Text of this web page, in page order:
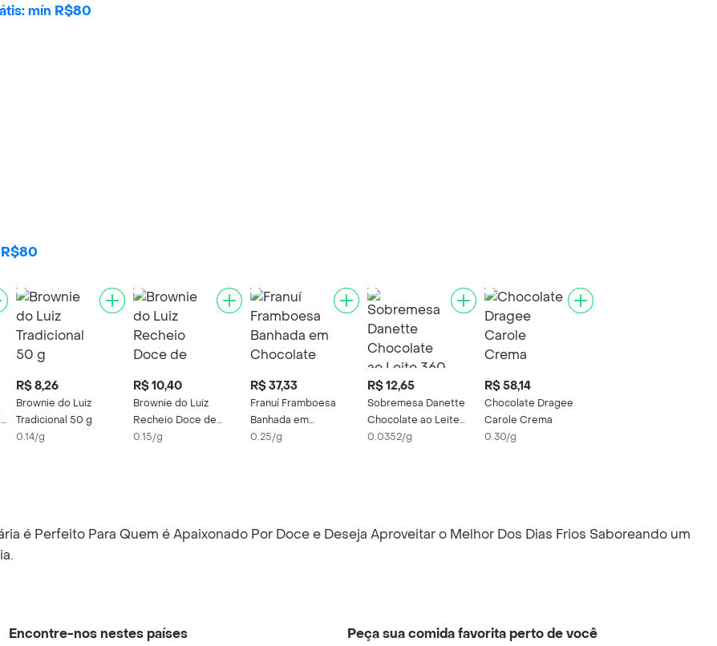
mín R$80
R$ 8,26
Brownie do Luiz
Tradicional 50 g
0.14/g
R$ 10,40
Brownie do Luiz
Recheio Doce de
Leite 70 g
0.15/g
R$ 37,33
Franuí Framboesa
Banhada em
Chocolate ao Leite
0.25/g
R$ 12,65
Sobremesa Danette
Chocolate ao Leite
360 g 4 Unidades
0.0352/g
R$ 58,14
Chocolate Dragee
Carole Crema
0.30/g
é Perfeito Para Quem é Apaixonado Por Doce e Deseja Aproveitar o Melhor Dos Dias Frios Saboreando um
Encontre-nos nestes países Peça sua comida favorita perto de você